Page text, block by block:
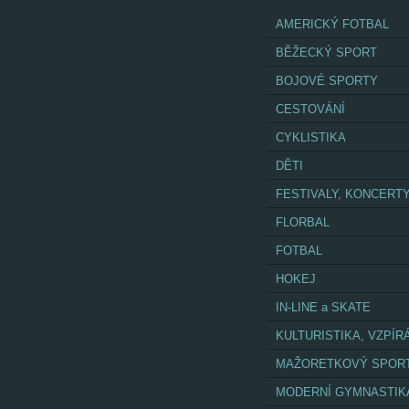
AMERICKÝ FOTBAL
BĚŽECKÝ SPORT
BOJOVÉ SPORTY
CESTOVÁNÍ
CYKLISTIKA
DĚTI
FESTIVALY,
FLORBAL
FOTBAL
HOKEJ
IN-LINE a SKATE
KULTURISTIKA,
MAŽORETKOVÝ
MODERNÍ